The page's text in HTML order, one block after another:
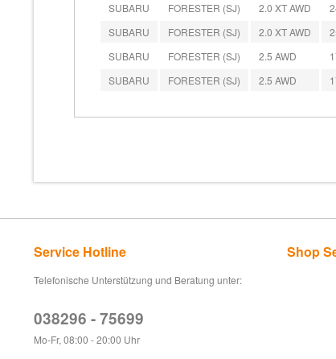
SUBARU
FORESTER (SJ) 2.0 XT AWD
SUBARU
FORESTER (SJ) 2.0 XT AWD
SUBARU
FORESTER (SJ) 2.5 AWD
SUBARU
FORESTER (SJ) 2.5 AWD
Service Hotline
Telefonische Unterstützung und Beratung unter:
038296 - 75699
Mo-Fr, 08:00 - 20:00 Uhr
Shop